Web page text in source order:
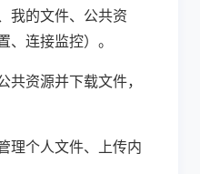
我的文件、公共资
、连接监控）。
共资源并下载文件，
理个人文件、上传内